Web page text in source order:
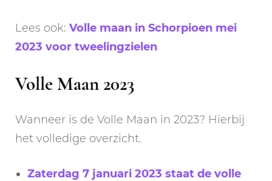
Lees ook: Volle maan in Schorpioen mei
2023 voor tweelingzielen
Volle Maan 2023
Wanneer is de Volle Maan in 2023? Hierbij
het volledige overzicht.
Zaterdag 7 januari 2023 staat de volle